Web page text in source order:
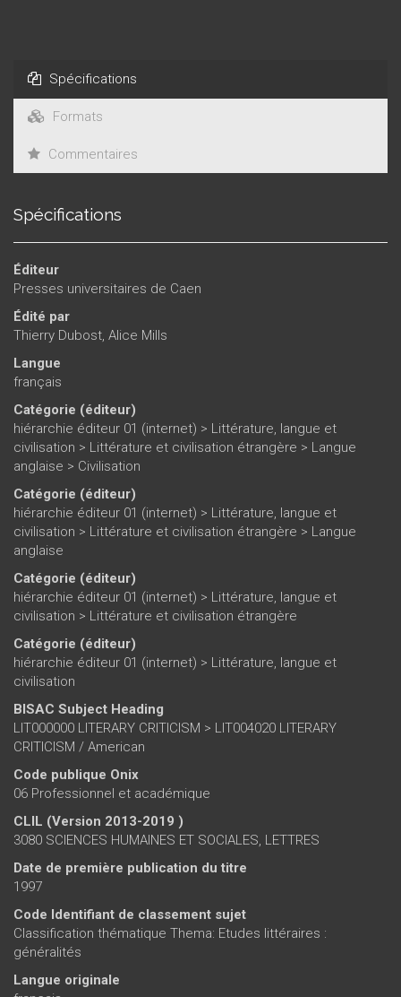
Spécifications
Formats
Commentaires
Spécifications
Éditeur
Presses universitaires de Caen
Édité par
Thierry Dubost, Alice Mills
Langue
français
Catégorie (éditeur)
hiérarchie éditeur 01 (internet) > Littérature, langue et
civilisation > Littérature et civilisation étrangère > Langue
anglaise > Civilisation
Catégorie (éditeur)
hiérarchie éditeur 01 (internet) > Littérature, langue et
civilisation > Littérature et civilisation étrangère > Langue
anglaise
Catégorie (éditeur)
hiérarchie éditeur 01 (internet) > Littérature, langue et
civilisation > Littérature et civilisation étrangère
Catégorie (éditeur)
hiérarchie éditeur 01 (internet) > Littérature, langue et
civilisation
BISAC Subject Heading
LIT000000 LITERARY CRITICISM > LIT004020 LITERARY
CRITICISM / American
Code publique Onix
06 Professionnel et académique
CLIL (Version 2013-2019 )
3080 SCIENCES HUMAINES ET SOCIALES, LETTRES
Date de première publication du titre
1997
Code Identifiant de classement sujet
Classification thématique Thema: Etudes littéraires :
généralités
Langue originale